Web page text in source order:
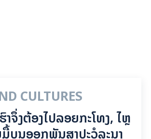
CULTURES
າ​ຈຶ່ງ​ຕ້ອງ​ໄປລອຍ​ກະ​ໂທງ, ໄຫຼ​
ມື້​​ບຸນ​ອອກ​ພັນ​ສາ​ປະ​ວໍ​ລະ​ນາ